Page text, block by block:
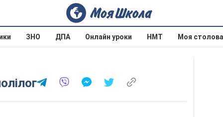
ЗНО ДПА Онлайн уроки НМТ Моя